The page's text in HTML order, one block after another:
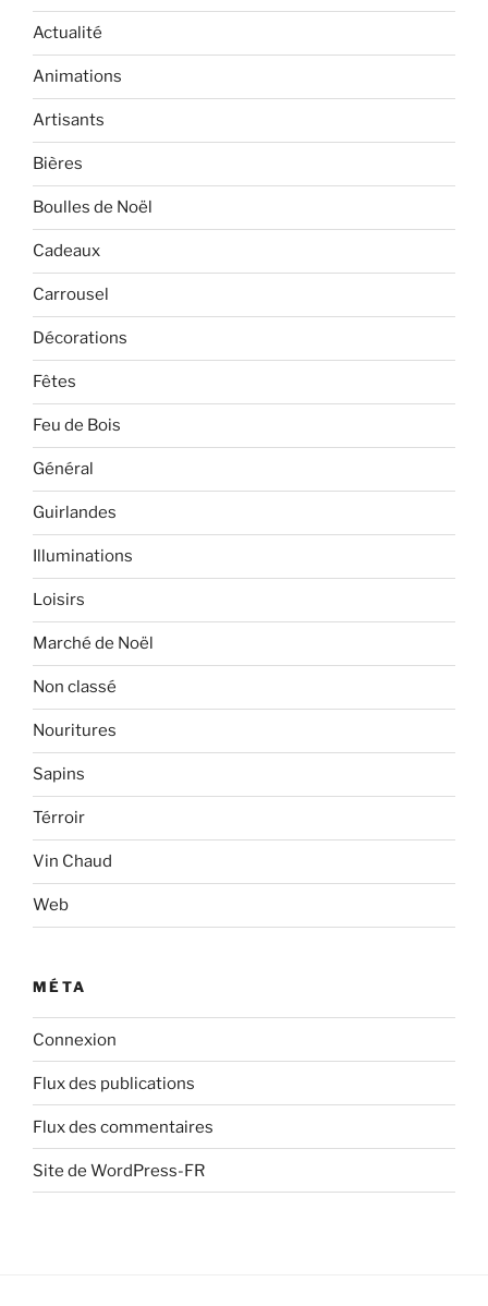
Actualité
Animations
Artisants
Bières
Boulles de Noël
Cadeaux
Carrousel
Décorations
Fêtes
Feu de Bois
Général
Guirlandes
Illuminations
Loisirs
Marché de Noël
Non classé
Nouritures
Sapins
Térroir
Vin Chaud
Web
MÉTA
Connexion
Flux des publications
Flux des commentaires
Site de WordPress-FR